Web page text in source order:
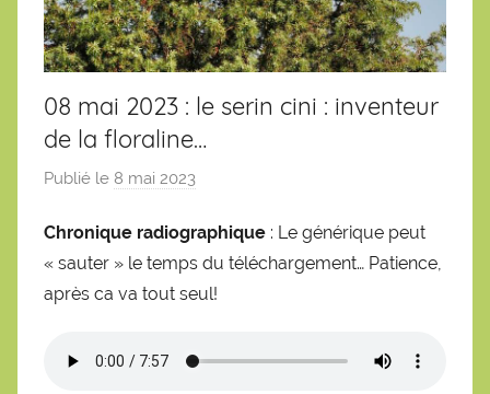
08 mai 2023 : le serin cini : inventeur
de la floraline…
Publié le 8 mai 2023
r
S
é
Chronique radiographique : Le générique peut
« sauter » le temps du téléchargement… Patience,
après ca va tout seul!